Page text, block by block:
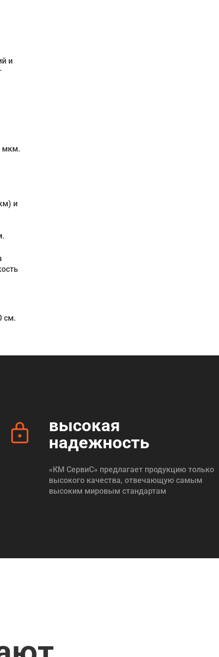
и
мкм.
и
см.
высокая
надежность
«КМ СервиС» предлагает продукцию только
высокого качества, отвечающую самым
высоким мировым стандартам